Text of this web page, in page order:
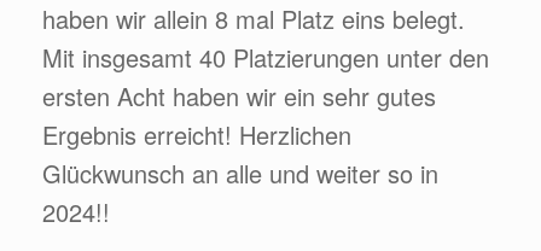
haben wir allein 8 mal Platz eins belegt.
Mit insgesamt 40 Platzierungen unter den
ersten Acht haben wir ein sehr gutes
Ergebnis erreicht! Herzlichen
Glückwunsch an alle und weiter so in
2024!!